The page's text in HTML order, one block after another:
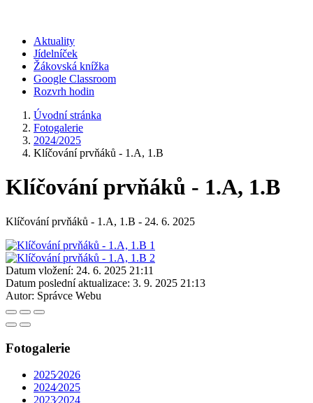
Aktuality
Jídelníček
Žákovská knížka
Google Classroom
Rozvrh hodin
Úvodní stránka
Fotogalerie
2024/2025
Klíčování prvňáků - 1.A, 1.B
Klíčování prvňáků - 1.A, 1.B
Klíčování prvňáků - 1.A, 1.B - 24. 6. 2025
Datum vložení: 24. 6. 2025 21:11
Datum poslední aktualizace: 3. 9. 2025 21:13
Autor: Správce Webu
Fotogalerie
2025⁄2026
2024⁄2025
2023⁄2024